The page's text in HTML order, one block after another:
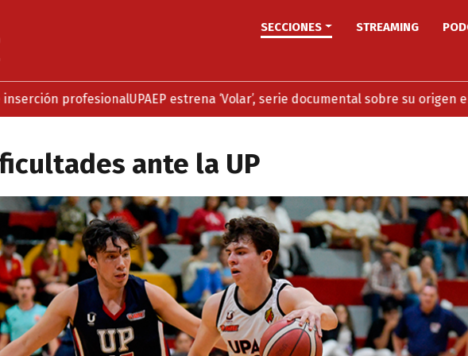
SECCIONES STREAMING
profesionalUPAEP estrena ‘Volar’, serie documental sobre su origen en
ante la UP